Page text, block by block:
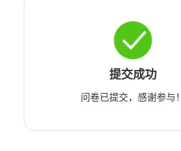
提交成功
问卷已提交，感谢参与！